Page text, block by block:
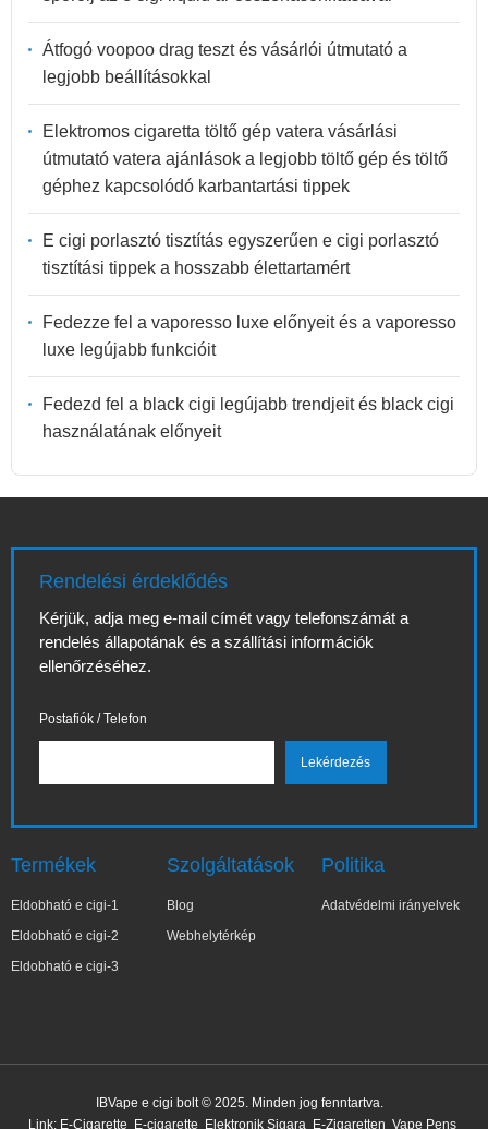
Átfogó voopoo drag teszt és vásárlói útmutató a
legjobb beállításokkal
Elektromos cigaretta töltő gép vatera vásárlási
útmutató vatera ajánlások a legjobb töltő gép és töltő
géphez kapcsolódó karbantartási tippek
E cigi porlasztó tisztítás egyszerűen e cigi porlasztó
tisztítási tippek a hosszabb élettartamért
Fedezze fel a vaporesso luxe előnyeit és a vaporesso
luxe legújabb funkcióit
Fedezd fel a black cigi legújabb trendjeit és black cigi
használatának előnyeit
Rendelési érdeklődés
Kérjük, adja meg e-mail címét vagy telefonszámát a
rendelés állapotának és a szállítási információk
ellenőrzéséhez.
Postafiók / Telefon
Termékek
Eldobható e cigi-1
Eldobható e cigi-2
Eldobható e cigi-3
Szolgáltatások
Blog
Webhelytérkép
Politika
Adatvédelmi irányelvek
IBVape e cigi bolt © 2025. Minden jog fenntartva.
Link: E-Cigarette E-cigarette Elektronik Sigara E-Zigaretten Vape Pens
Nemrég vásárolt